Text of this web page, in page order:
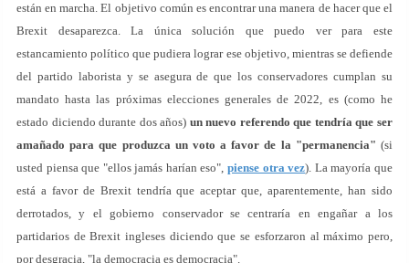
están en marcha. El objetivo común es encontrar una manera de hacer que el
Brexit desaparezca. La única solución que puedo ver para este
estancamiento político que pudiera lograr ese objetivo, mientras se defiende
del partido laborista y se asegura de que los conservadores cumplan su
mandato hasta las próximas elecciones generales de 2022, es (como he
estado diciendo durante dos años) un nuevo referendo que tendría que ser
amañado para que produzca un voto a favor de la "permanencia" (si
usted piensa que "ellos jamás harían eso",piense otra vez). La mayoría que
está a favor de Brexit tendría que aceptar que, aparentemente, han sido
derrotados, y el gobierno conservador se centraría en engañar a los
partidarios de Brexit ingleses diciendo que se esforzaron al máximo pero,
por desgracia, "la democracia es democracia".